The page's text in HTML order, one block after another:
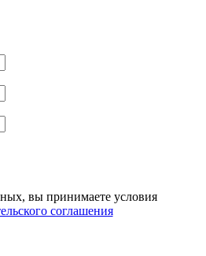
вы принимаете условия
соглашения